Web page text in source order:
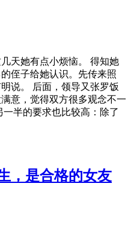
天她有点小烦恼。 得知她
侄子给她认识。先传来照
说。 后面，领导又张罗饭
意，觉得双方很多观念不一
半的要求也比较高：除了
，是合格的女友